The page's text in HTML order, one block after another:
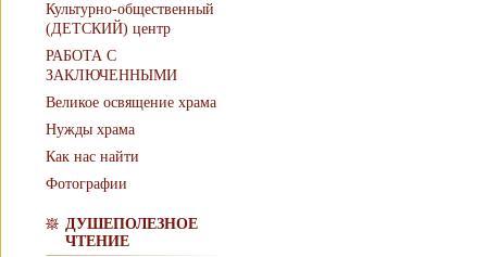
Культурно-общественный
(ДЕТСКИЙ) центр
РАБОТА С
ЗАКЛЮЧЕННЫМИ
Великое освящение храма
Нужды храма
Как нас найти
Фотографии
ДУШЕПОЛЕЗНОЕ
ЧТЕНИЕ